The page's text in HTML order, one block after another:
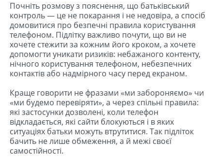
Почніть розмову з пояснення, що батьківський
контроль — це не покарання і не недовіра, а спосіб
домовитися про безпечні правила користування
телефоном. Підлітку важливо почути, що ви не
хочете стежити за кожним його кроком, а хочете
допомогти уникати ризиків: небажаного контенту,
нічного користування телефоном, небезпечних
контактів або надмірного часу перед екраном.
Краще говорити не фразами «ми забороняємо» чи
«ми будемо перевіряти», а через спільні правила:
які застосунки дозволені, коли телефон
відкладається, які сайти блокуються і в яких
ситуаціях батьки можуть втрутитися. Так підліток
бачить не лише обмеження, а й межі своєї
самостійності.